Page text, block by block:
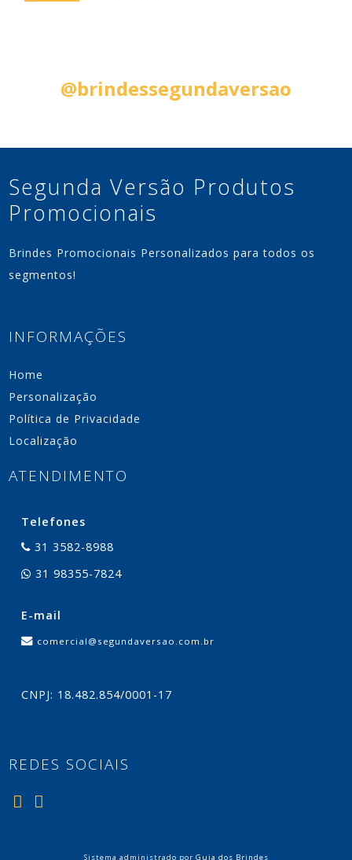
@brindessegundaversao
Segunda Versão Produtos
Promocionais
Brindes Promocionais Personalizados para todos os
segmentos!
INFORMAÇÕES
Home
Personalização
Política de Privacidade
Localização
ATENDIMENTO
Telefones
31 3582-8988
31 98355-7824
E-mail
comercial@segundaversao.com.br
CNPJ: 18.482.854/0001-17
REDES SOCIAIS
Sistema administrado por Guia dos Brindes